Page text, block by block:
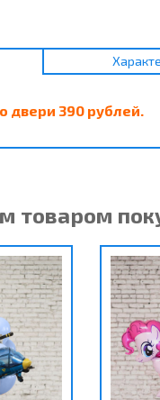
двери 390 рублей.
товаром